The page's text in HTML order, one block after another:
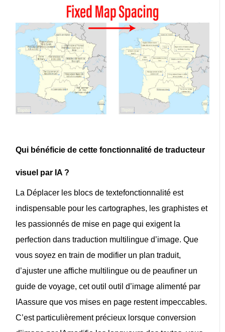
Qui bénéficie de cette fonctionnalité de traducteur
visuel par IA ?
La Déplacer les blocs de textefonctionnalité est
indispensable pour les cartographes, les graphistes et
les passionnés de mise en page qui exigent la
perfection danstraduction multilingue d’image. Que
vous soyez en train de modifier un plan traduit,
d’ajuster une affiche multilingue ou de peaufiner un
guide de voyage, cet outiloutil d’image alimenté par
IAassure que vos mises en page restent impeccables.
C’est particulièrement précieux lorsqueconversion